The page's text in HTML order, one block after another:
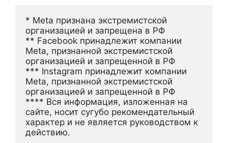
* Meta признана экстремистской
организацией и запрещена в РФ
** Facebook принадлежит компании
Meta, признанной экстремистской
организацией и запрещенной в РФ
*** Instagram принадлежит компании
Meta, признанной экстремистской
организацией и запрещенной в РФ
**** Вся информация, изложенная на
сайте, носит сугубо рекомендательный
характер и не является руководством к
действию.